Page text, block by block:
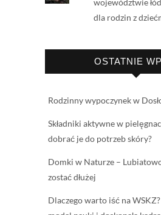
województwie
dla rodzin z
OSTATNIE
Rodzinny wypoczynek w
Składniki aktywne w
dobrać je do potrzeb skóry?
Domki w Naturze –
zostać dłużej
Dlaczego warto iść na